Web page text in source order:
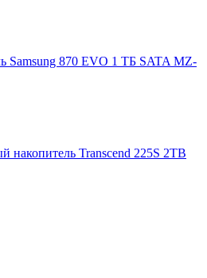
Samsung 870 EVO 1 ТБ SATA MZ-